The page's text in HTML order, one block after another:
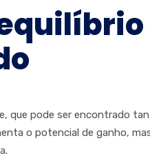
que pode ser encontrado
o potencial de ganho,